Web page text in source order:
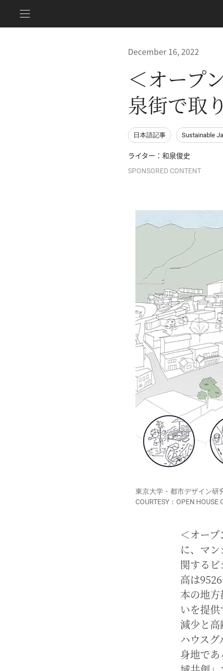
December 16, 2022
＜オープ
泉街で取
日本語記事 Sustainable
ライター：和泉俊史
SPONSORED CONTENT
東京大学・都市デザイン研
COURTESY：OPEN HOUSE
＜オー
に、マ
関する
高は
本の地
いを提
減少と
ハウス
身地で